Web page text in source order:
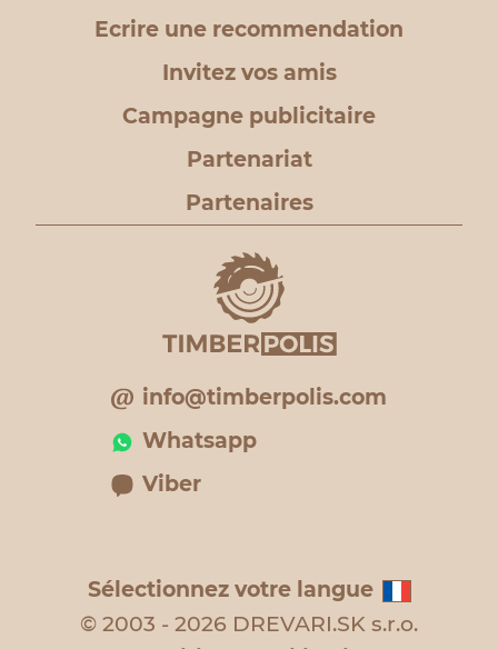
Ecrire une recommendation
Invitez vos amis
Campagne publicitaire
Partenariat
Partenaires
info@timberpolis.com
Whatsapp
Viber
Sélectionnez votre langue
© 2003 - 2026 DREVARI.SK s.r.o.